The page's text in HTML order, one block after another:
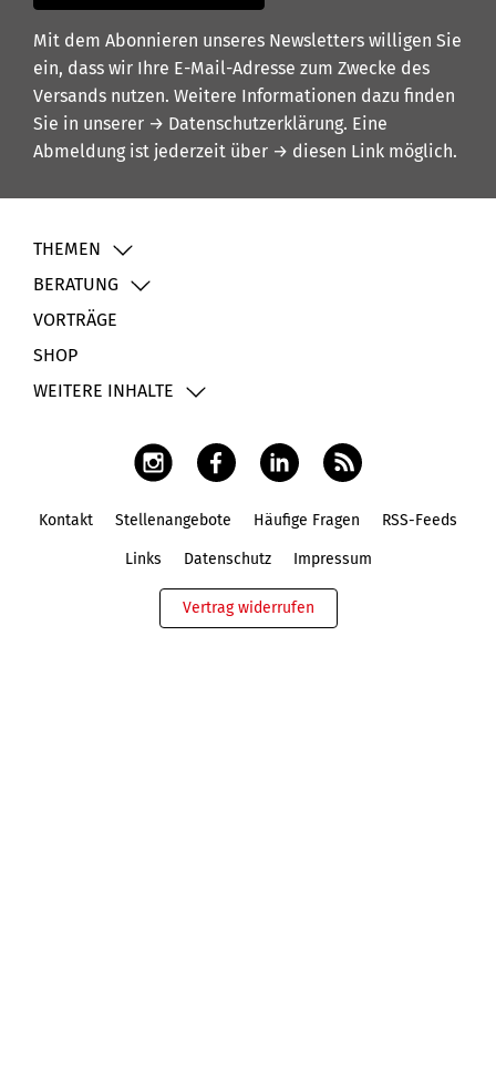
Mit dem Abonnieren unseres Newsletters willigen Sie
ein, dass wir Ihre E-Mail-Adresse zum Zwecke des
Versands nutzen. Weitere Informationen dazu finden
Sie in unserer → Datenschutzerklärung. Eine
Abmeldung ist jederzeit über → diesen Link möglich.
THEMEN
BERATUNG
VORTRÄGE
SHOP
WEITERE INHALTE
Kontakt Stellenangebote Häufige Fragen RSS-Feeds
Links Datenschutz Impressum
Vertrag widerrufen